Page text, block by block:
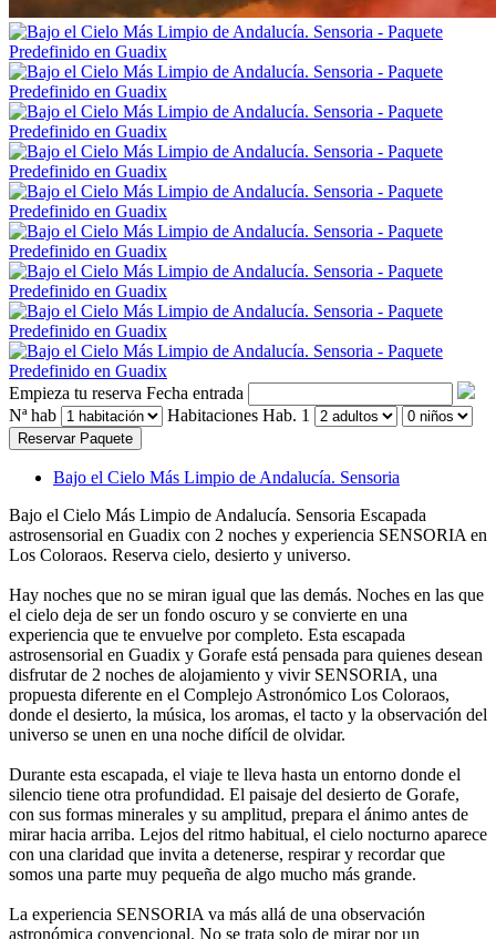
Empieza tu reserva Fecha entrada
Nª hab
Habitaciones Hab. 1
Reservar Paquete
Bajo el Cielo Más Limpio de Andalucía. Sensoria
Bajo el Cielo Más Limpio de Andalucía. Sensoria Escapada
astrosensorial en Guadix con 2 noches y experiencia SENSORIA en
Los Coloraos. Reserva cielo, desierto y universo.
Hay noches que no se miran igual que las demás. Noches en las que
el cielo deja de ser un fondo oscuro y se convierte en una
experiencia que te envuelve por completo. Esta escapada
astrosensorial en Guadix y Gorafe está pensada para quienes desean
disfrutar de 2 noches de alojamiento y vivir SENSORIA, una
propuesta diferente en el Complejo Astronómico Los Coloraos,
donde el desierto, la música, los aromas, el tacto y la observación del
universo se unen en una noche difícil de olvidar.
Durante esta escapada, el viaje te lleva hasta un entorno donde el
silencio tiene otra profundidad. El paisaje del desierto de Gorafe,
con sus formas minerales y su amplitud, prepara el ánimo antes de
mirar hacia arriba. Lejos del ritmo habitual, el cielo nocturno aparece
con una claridad que invita a detenerse, respirar y recordar que
somos una parte muy pequeña de algo mucho más grande.
La experiencia SENSORIA va más allá de una observación
astronómica convencional. No se trata solo de mirar por un